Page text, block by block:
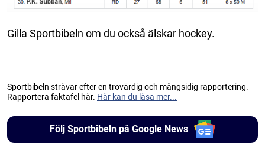
Gilla Sportbibeln om du också älskar hockey.
Sportbibeln strävar efter en trovärdig och mångsidig rapportering.
Rapportera faktafel här. Här kan du läsa mer...
Följ Sportbibeln på Google News